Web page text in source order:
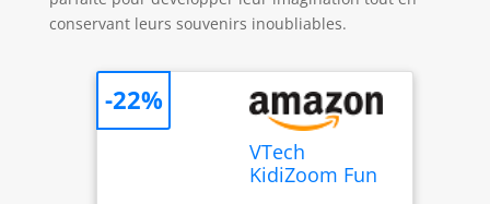
conservant leurs souvenirs inoubliables.
VTech
KidiZoom Fun
-22%